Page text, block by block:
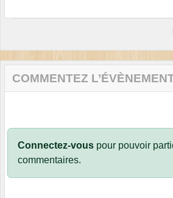
COMMENTEZ
Connectez-vous pour pouvoir
commentaires.